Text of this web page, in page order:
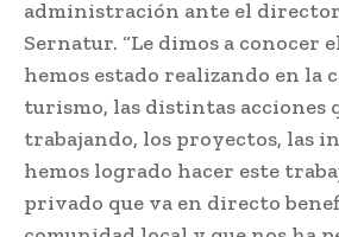
administración ante el
Sernatur. “Le dimos a conocer
hemos estado realizando en la
turismo, las distintas acciones
trabajando, los proyectos, las
hemos logrado hacer este
privado que va en directo